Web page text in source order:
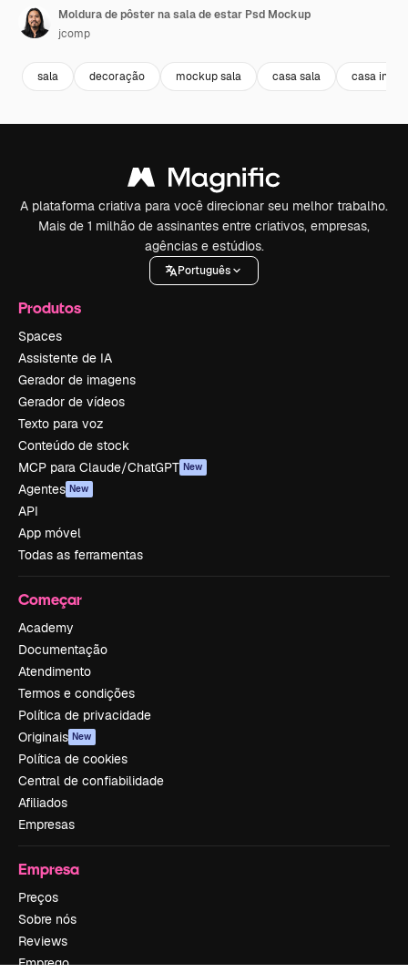
Moldura de pôster na sala de estar Psd Mockup
jcomp
sala decoração mockup sala casa sala casa
A plataforma criativa para você direcionar seu melhor trabalho.
Mais de 1 milhão de assinantes entre criativos, empresas,
agências e estúdios.
Português
Produtos
Spaces
Assistente de IA
Gerador de imagens
Gerador de vídeos
Texto para voz
Conteúdo de stock
MCP para Claude/ChatGPT New
Agentes New
API
App móvel
Todas as ferramentas
Começar
Academy
Documentação
Atendimento
Termos e condições
Política de privacidade
Originais New
Política de cookies
Central de confiabilidade
Afiliados
Empresas
Empresa
Preços
Sobre nós
Reviews
Emprego